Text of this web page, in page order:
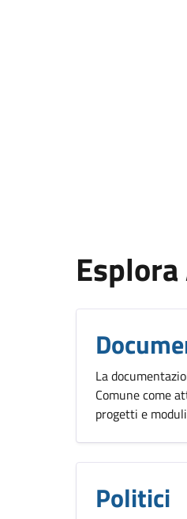
La
Comune come
progetti e
Politici